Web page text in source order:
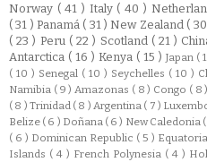
Norway ( 41 ) Italy ( 40 )
( 31 )Panamá ( 31 ) New Zealand (
( 23 ) Peru ( 22 ) Scotland ( 21 )
Antarctica ( 16 ) Kenya ( 15 ) Japan (
( 10 ) Senegal ( 10 ) Seychelles ( 10 )
Namibia ( 9 ) Amazonas ( 8 ) Congo ( 8 )
( 8 ) Trinidad ( 8 )Argentina ( 7 )
Belize ( 6 ) Doñana ( 6 ) New Caledonia
( 6 ) Dominican Republic ( 5 )
Islands ( 4 ) French Polynesia ( 4 )